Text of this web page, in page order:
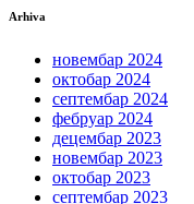
Arhiva
новембар 2024
октобар 2024
септембар 2024
фебруар 2024
децембар 2023
новембар 2023
октобар 2023
септембар 2023